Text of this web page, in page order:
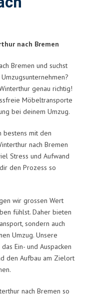
nach Bremen
Bremen und suchst
genau richtig!
Möbeltransporte
bei deinem Umzug.
bestens mit den
nach Bremen
Stress und Aufwand
den Prozess so
wir grossen Wert
fühlst. Daher bieten
sondern auch
Umzug. Unsere
Ein- und Auspacken
den Aufbau am Zielort
nach Bremen so